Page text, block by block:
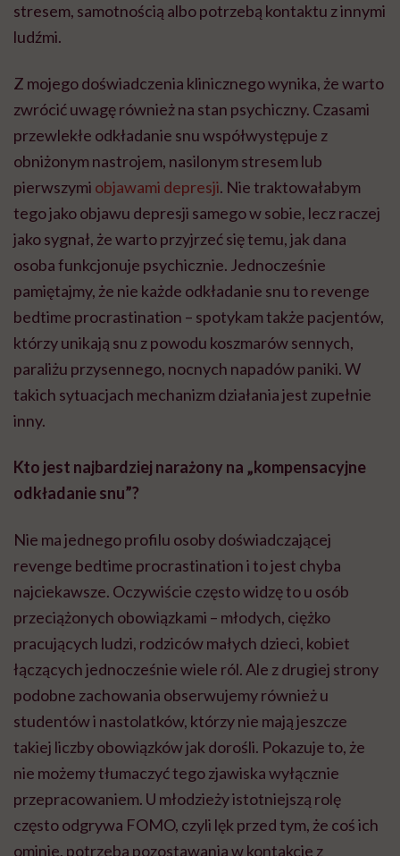
stresem, samotnością albo potrzebą kontaktu z innymi
ludźmi.
Z mojego doświadczenia klinicznego wynika, że warto
zwrócić uwagę również na stan psychiczny. Czasami
przewlekłe odkładanie snu współwystępuje z
obniżonym nastrojem, nasilonym stresem lub
pierwszymi objawami depresji. Nie traktowałabym
tego jako objawu depresji samego w sobie, lecz raczej
jako sygnał, że warto przyjrzeć się temu, jak dana
osoba funkcjonuje psychicznie. Jednocześnie
pamiętajmy, że nie każde odkładanie snu to revenge
bedtime procrastination – spotykam także pacjentów,
którzy unikają snu z powodu koszmarów sennych,
paraliżu przysennego, nocnych napadów paniki. W
takich sytuacjach mechanizm działania jest zupełnie
inny.
Kto jest najbardziej narażony na „kompensacyjne
odkładanie snu”?
Nie ma jednego profilu osoby doświadczającej
revenge bedtime procrastination i to jest chyba
najciekawsze. Oczywiście często widzę to u osób
przeciążonych obowiązkami – młodych, ciężko
pracujących ludzi, rodziców małych dzieci, kobiet
łączących jednocześnie wiele ról. Ale z drugiej strony
podobne zachowania obserwujemy również u
studentów i nastolatków, którzy nie mają jeszcze
takiej liczby obowiązków jak dorośli. Pokazuje to, że
nie możemy tłumaczyć tego zjawiska wyłącznie
przepracowaniem. U młodzieży istotniejszą rolę
często odgrywa FOMO, czyli lęk przed tym, że coś ich
ominie, potrzeba pozostawania w kontakcie z